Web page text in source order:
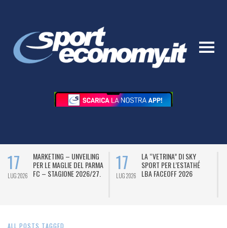
17
LUG 2026
MARKETING – UNVEILING
PER LE MAGLIE DEL PARMA
FC – STAGIONE 2026/27.
17
LUG 2026
LA “VETRINA” DI SKY
SPORT PER L’ESTATHÉ
LBA FACEOFF 2026
ALL POSTS TAGGED